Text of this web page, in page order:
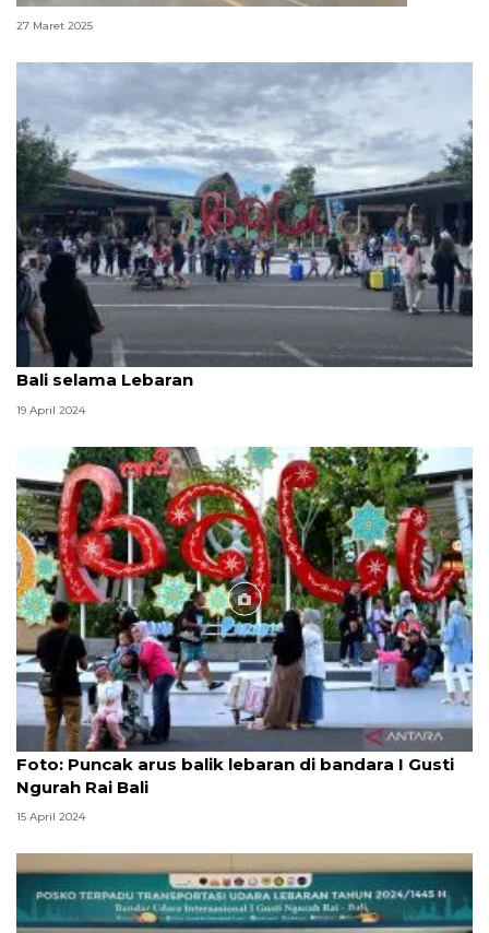
27 Maret 2025
Otban catat sejuta lebih pergerakan penumpang
Bali selama Lebaran
19 April 2024
Foto
Foto: Puncak arus balik lebaran di bandara I Gusti
Ngurah Rai Bali
15 April 2024